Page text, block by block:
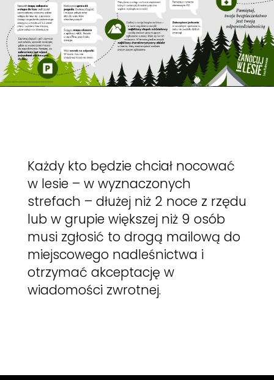
Każdy kto będzie chciał nocować
w lesie – w wyznaczonych
strefach – dłużej niż 2 noce z rzędu
lub w grupie większej niż 9 osób
musi zgłosić to drogą mailową do
miejscowego nadleśnictwa i
otrzymać akceptację w
wiadomości zwrotnej.